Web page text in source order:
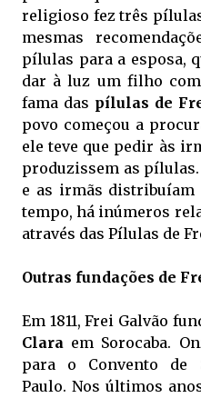
religioso fez três
mesmas
pílulas para a esposa,
dar à luz um filho
fama das pílulas de
povo começou a
ele teve que pedir às
produzissem as pílulas.
e as irmãs distribuíam
tempo, há inúmeros
através das Pílulas de
Outras fundações de
Em 1811, Frei Galvão
Clara em Sorocaba.
para o Convento de
Paulo. Nos últimos